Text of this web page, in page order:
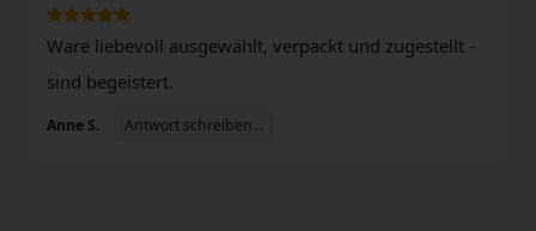
Ware liebevoll ausgewählt, verpackt und zugestellt -
sind begeistert.
Anne S. Antwort schreiben...